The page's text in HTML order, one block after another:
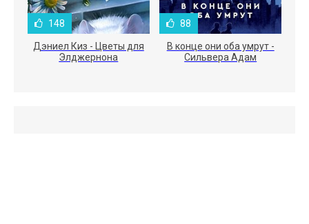
148
Дэниел Киз - Цветы для
Элджернона
88
В конце они оба умрут -
Сильвера Адам